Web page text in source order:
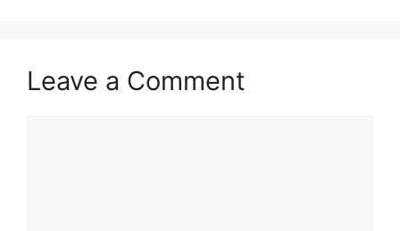
Leave a Comment